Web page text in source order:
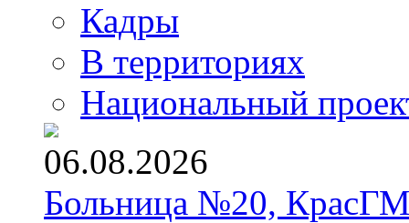
Кадры
В территориях
Национальный
06.08.2026
Больница №20,